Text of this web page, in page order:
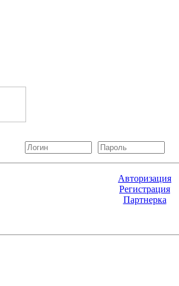
Авторизация
Регистрация
Партнерка